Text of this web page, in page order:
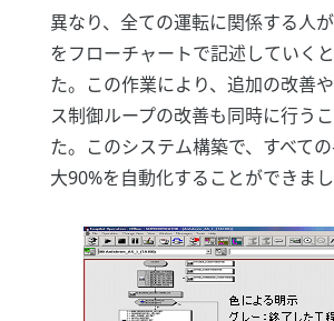
異なり、全ての運転に関係する人
をフローチャートで記述していく
た。この作業により、追加の改善
ス制御ループの改善も同時に行う
た。このシステム構築で、すべて
大90%を自動化することができまし